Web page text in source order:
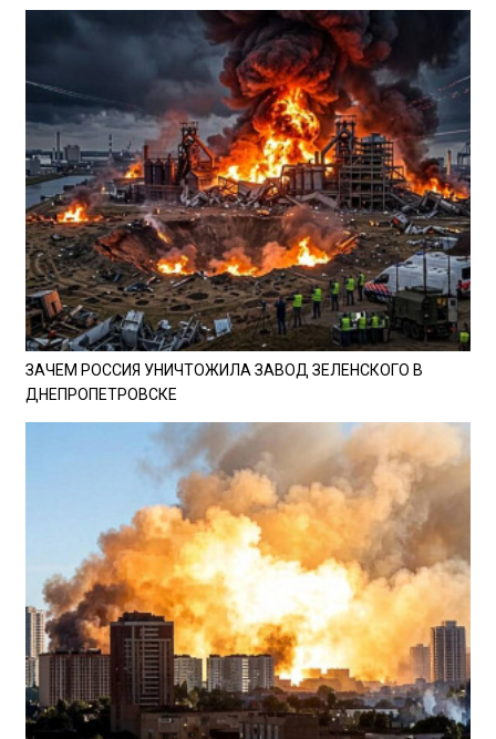
ЗАЧЕМ РОССИЯ УНИЧТОЖИЛА ЗАВОД ЗЕЛЕНСКОГО В
ДНЕПРОПЕТРОВСКЕ